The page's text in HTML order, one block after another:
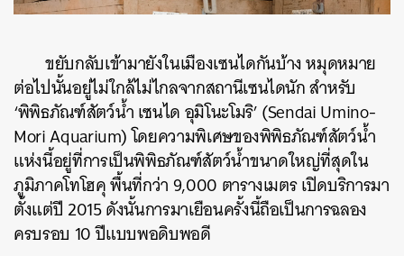
ขยับกลับเข้ามายังในเมืองเซนไดกันบ้าง หมุดหมาย
ต่อไปนั้นอยู่ไม่ใกล้ไม่ไกลจากสถานีเซนไดนัก สำหรับ
‘พิพิธภัณฑ์สัตว์น้ำ เซนได อุมิโนะโมริ’ (Sendai Umino-
Mori Aquarium) โดยความพิเศษของพิพิธภัณฑ์สัตว์น้ำ
แห่งนี้อยู่ที่การเป็นพิพิธภัณฑ์สัตว์น้ำขนาดใหญ่ที่สุดใน
ภูมิภาคโทโฮคุ พื้นที่กว่า 9,000 ตารางเมตร เปิดบริการมา
ตั้งแต่ปี 2015 ดังนั้นการมาเยือนครั้งนี้ถือเป็นการฉลอง
ครบรอบ 10 ปีแบบพอดิบพอดี